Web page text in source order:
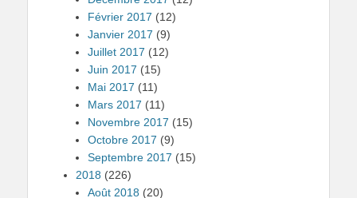
Février 2017 (12)
Janvier 2017 (9)
Juillet 2017 (12)
Juin 2017 (15)
Mai 2017 (11)
Mars 2017 (11)
Novembre 2017 (15)
Octobre 2017 (9)
Septembre 2017 (15)
2018 (226)
Août 2018 (20)